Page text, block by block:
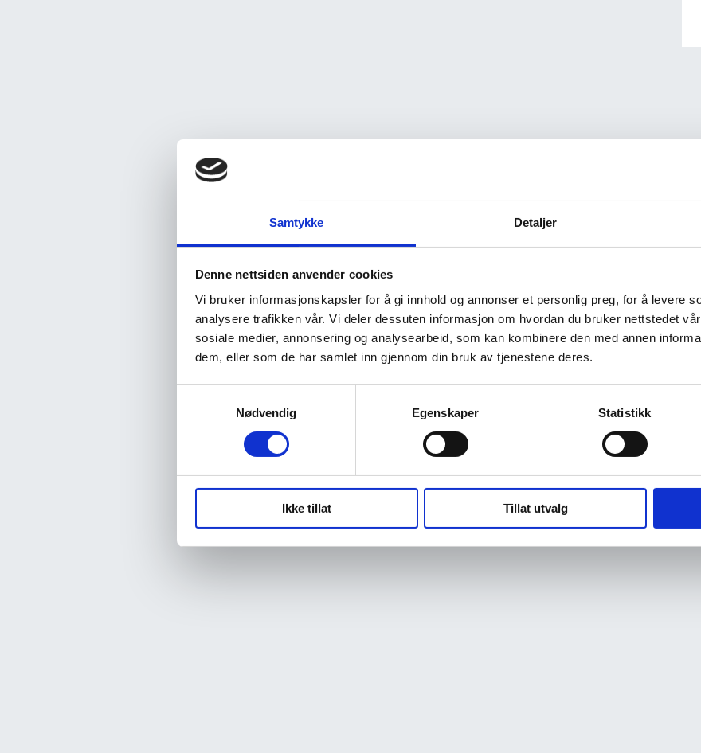
Samtykke Detaljer
Denne nettsiden anvender cookies
Vi bruker informasjonskapsler for å gi innhold og annonser et personlig preg, for å levere
analysere trafikken vår. Vi deler dessuten informasjon om hvordan du bruker nettstedet
sosiale medier, annonsering og analysearbeid, som kan kombinere den med annen
dem, eller som de har samlet inn gjennom din bruk av tjenestene deres.
Nødvendig
Egenskaper Statistikk
Ikke tillat Tillat utvalg